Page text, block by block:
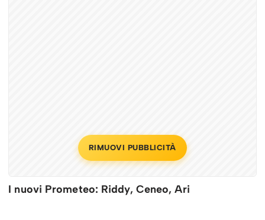
RIMUOVI PUBBLICITÀ
I nuovi Prometeo: Riddy, Ceneo, Ari